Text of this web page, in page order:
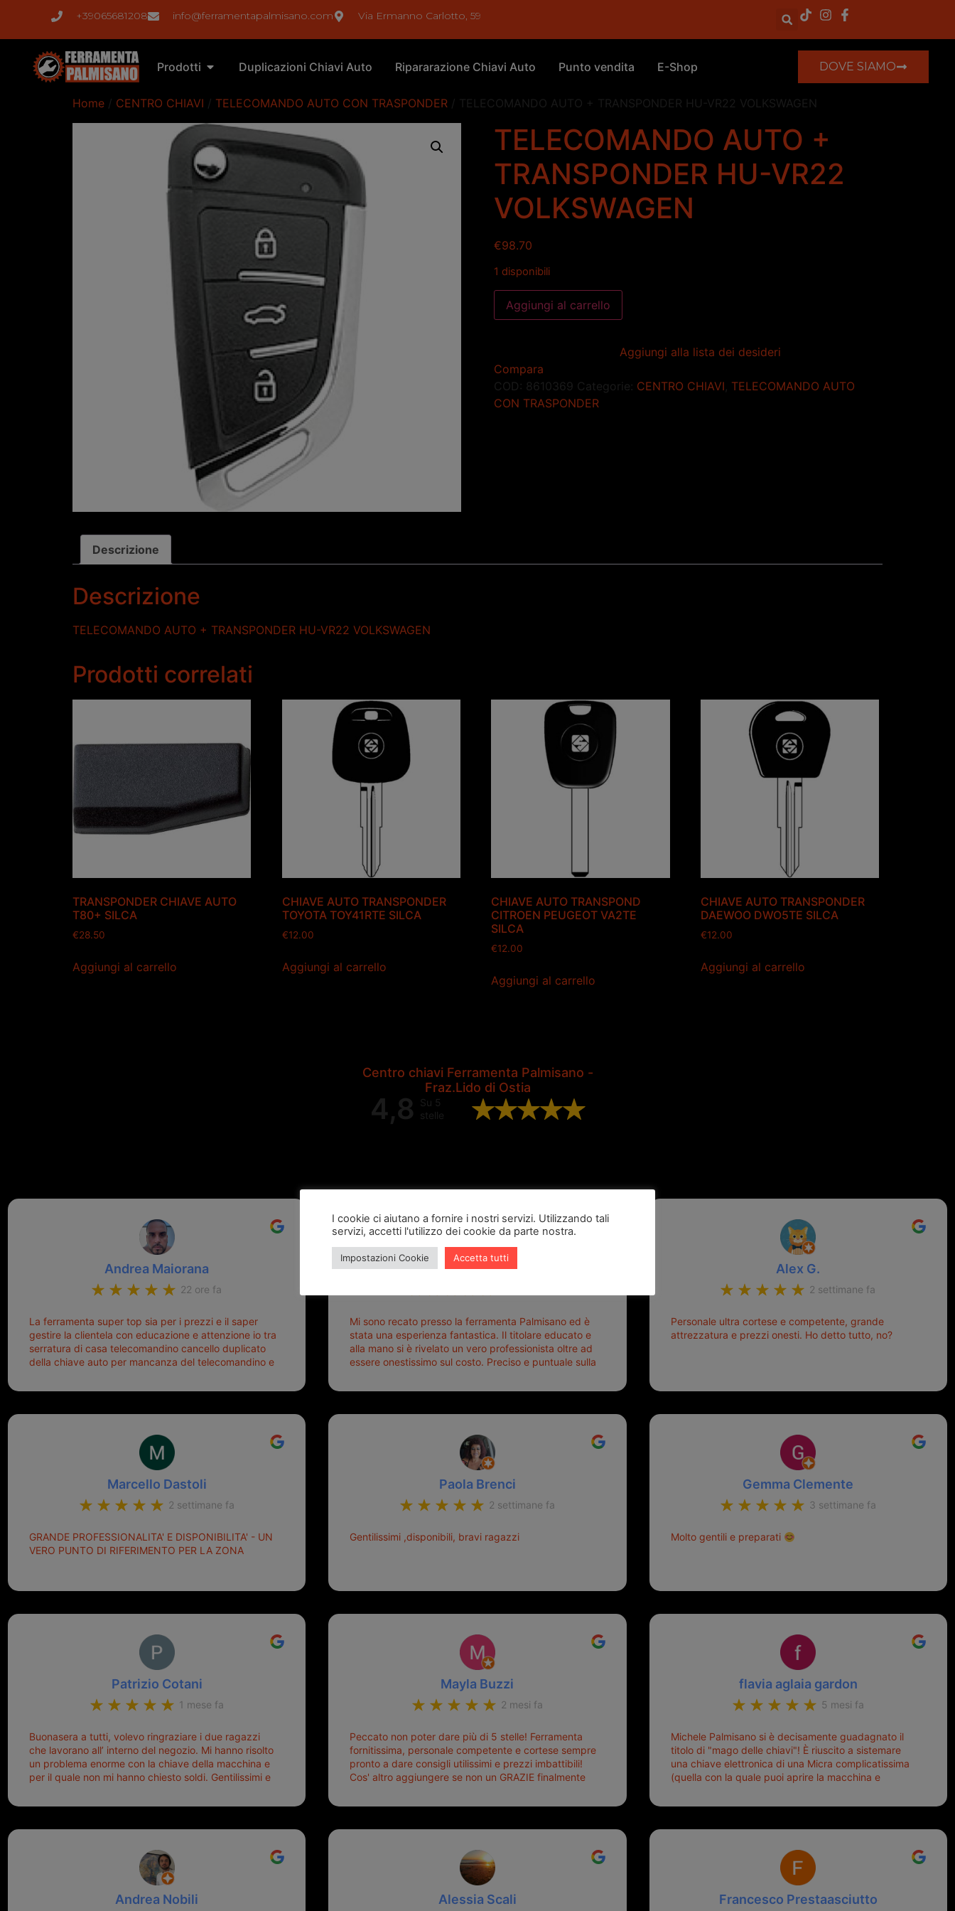
+39065681208 info@ferramentapalmisano.com Via Ermanno Carlotto, 59
Prodotti Duplicazioni Chiavi Auto Ripararazione Chiavi Auto Punto vendita E-Shop DOVE SIAMO
Home / CENTRO CHIAVI / TELECOMANDO AUTO CON TRASPONDER / TELECOMANDO AUTO + TRANSPONDER HU-VR22 VOLKSWAGEN
TELECOMANDO AUTO +
TRANSPONDER HU-VR22
VOLKSWAGEN
€98.70
1 disponibili
Aggiungi al carrello
Aggiungi alla lista dei desideri
Compara
COD: 8610369 Categorie: CENTRO CHIAVI TELECOMANDO AUTO
CON TRASPONDER
Descrizione
Descrizione
TELECOMANDO AUTO + TRANSPONDER HU-VR22 VOLKSWAGEN
Prodotti correlati
TRANSPONDER CHIAVE AUTO
T80+ SILCA
€28.50
Aggiungi al carrello
CHIAVE AUTO TRANSPONDER
TOYOTA TOY41RTE SILCA
€12.00
Aggiungi al carrello
CHIAVE AUTO TRANSPOND
CITROEN PEUGEOT VA2TE
SILCA
€12.00
Aggiungi al carrello
CHIAVE AUTO TRANSPONDER
DAEWOO DWO5TE SILCA
€12.00
Aggiungi al carrello
Centro chiavi Ferramenta Palmisano -
Fraz.Lido di Ostia
4,8
Su 5
stelle
Andrea Maiorana
22 ore fa
La ferramenta super top sia per i prezzi e il saper
gestire la clientela con educazione e attenzione io tra
serratura di casa telecomandino cancello duplicato
della chiave auto per mancanza del telecomandino e
meglio ferramenta de ostia e poi il prorietario il signor
ugo burubu
Mi sono recato presso la ferramenta Palmisano ed è
stata una esperienza fantastica. Il titolare educato e
alla mano si è rivelato un vero professionista oltre ad
essere onestissimo sul costo. Preciso e puntuale sulla
Alex G.
2 settimane fa
Personale ultra cortese e competente, grande
attrezzatura e prezzi onesti. Ho detto tutto, no?
Marcello Dastoli
2 settimane fa
GRANDE PROFESSIONALITA' E DISPONIBILITA' - UN
VERO PUNTO DI RIFERIMENTO PER LA ZONA
Paola Brenci
2 settimane fa
Gentilissimi ,disponibili, bravi ragazzi
Gemma Clemente
3 settimane fa
Molto gentili e preparati
Patrizio Cotani
1 mese fa
Buonasera a tutti, volevo ringraziare i due ragazzi
che lavorano all’ interno del negozio. Mi hanno risolto
un problema enorme con la chiave della macchina e
per il quale non mi hanno chiesto soldi. Gentilissimi e
Sicuramente tornerò qui per qualsiasi altro problema.
Mayla Buzzi
2 mesi fa
Peccato non poter dare più di 5 stelle! Ferramenta
fornitissima, personale competente e cortese sempre
pronto a dare consigli utilissimi e prezzi imbattibili!
Cos' altro aggiungere se non un GRAZIE finalmente
siete il mio riferimento. Ah dimenticavo...da loro sono
trove! Top top top!!!
flavia aglaia gardon
5 mesi fa
Michele Palmisano si è decisamente guadagnato il
titolo di "mago delle chiavi"! È riuscito a sistemare
una chiave elettronica di una Micra complicatissima
(quella con la quale puoi aprire la macchina e
borsa!) che era pronta per la pattumiera... Avevo
pietose, si era perso il coperchietto, la chiave era
bisognava stare attenti che non ti staccasse la
chiave dal blocchetto e talvolta non faceva bene il
contatto nel quadro e bisognava armeggiare un po',
praticamente entrare e mettere in moto era un terno
Andrea Nobili Alessia Scali Francesco Prestaasciutto
I cookie ci aiutano a fornire i nostri servizi. Utilizzando tali
servizi, accetti l'utilizzo dei cookie da parte nostra.
Impostazioni Cookie Accetta tutti